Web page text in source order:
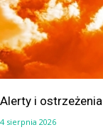
Alerty i
4 sierpnia 2026